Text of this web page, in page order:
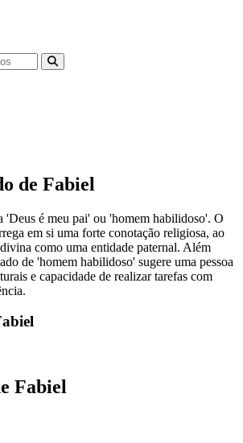
de Fabiel
'Deus é meu pai' ou 'homem habilidoso'. O
em si uma forte conotação religiosa, ao
como uma entidade paternal. Além
de 'homem habilidoso' sugere uma pessoa
e capacidade de realizar tarefas com
Fabiel